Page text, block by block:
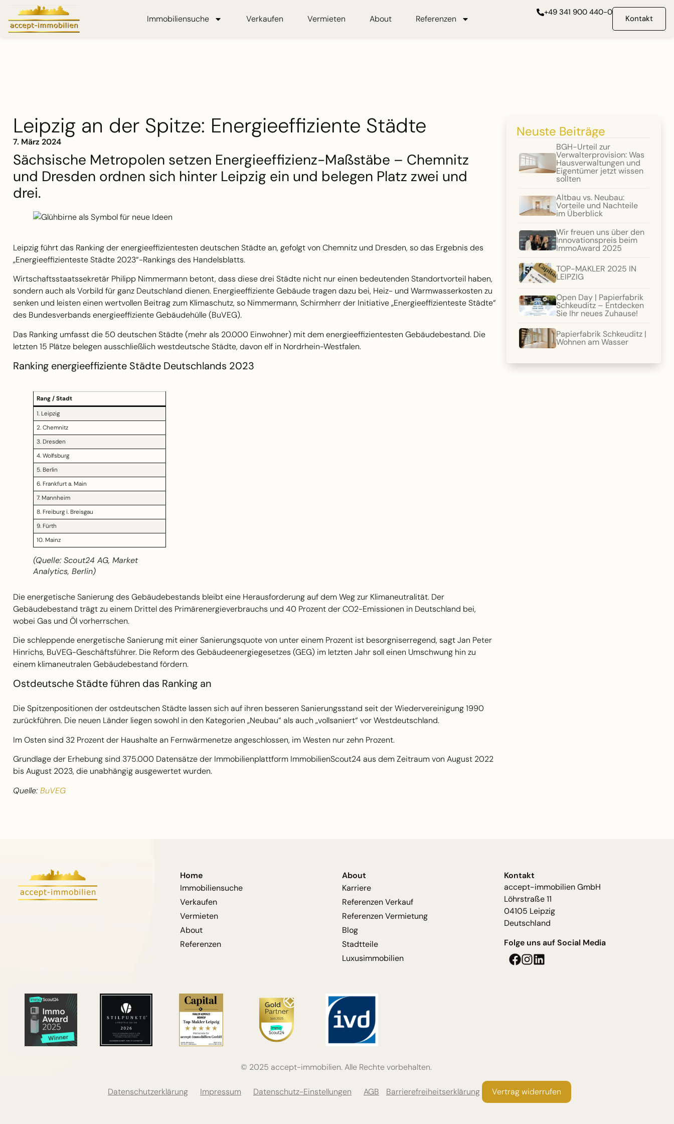
Immobiliensuche Verkaufen Vermieten About Referenzen
+49 341 900 440-0
Kontakt
Leipzig an der Spitze: Energieeffiziente Städte
7. März 2024
Sächsische Metropolen setzen Energieeffizienz-Maßstäbe – Chemnitz
und Dresden ordnen sich hinter Leipzig ein und belegen Platz zwei und
drei.
Leipzig führt das Ranking der energieeffizientesten deutschen Städte an, gefolgt von Chemnitz und Dresden, so das Ergebnis des
„Energieeffizienteste Städte 2023“-Rankings des Handelsblatts.
Wirtschaftsstaatssekretär Philipp Nimmermann betont, dass diese drei Städte nicht nur einen bedeutenden Standortvorteil haben,
sondern auch als Vorbild für ganz Deutschland dienen. Energieeffiziente Gebäude tragen dazu bei, Heiz- und Warmwasserkosten zu
senken und leisten einen wertvollen Beitrag zum Klimaschutz, so Nimmermann, Schirmherr der Initiative „Energieeffizienteste Städte“
des Bundesverbands energieeffiziente Gebäudehülle (BuVEG).
Das Ranking umfasst die 50 deutschen Städte (mehr als 20.000 Einwohner) mit dem energieeffizientesten Gebäudebestand. Die
letzten 15 Plätze belegen ausschließlich westdeutsche Städte, davon elf in Nordrhein-Westfalen.
Ranking energieeffiziente Städte Deutschlands 2023
Rang / Stadt
1. Leipzig
2. Chemnitz
3. Dresden
4. Wolfsburg
5. Berlin
6. Frankfurt a. Main
7. Mannheim
8. Freiburg i. Breisgau
9. Fürth
10. Mainz
(Quelle: Scout24 AG, Market
Analytics, Berlin)
Die energetische Sanierung des Gebäudebestands bleibt eine Herausforderung auf dem Weg zur Klimaneutralität. Der
Gebäudebestand trägt zu einem Drittel des Primärenergieverbrauchs und 40 Prozent der CO2-Emissionen in Deutschland bei,
wobei Gas und Öl vorherrschen.
Die schleppende energetische Sanierung mit einer Sanierungsquote von unter einem Prozent ist besorgniserregend, sagt Jan Peter
Hinrichs, BuVEG-Geschäftsführer. Die Reform des Gebäudeenergiegesetzes (GEG) im letzten Jahr soll einen Umschwung hin zu
einem klimaneutralen Gebäudebestand fördern.
Ostdeutsche Städte führen das Ranking an
Die Spitzenpositionen der ostdeutschen Städte lassen sich auf ihren besseren Sanierungsstand seit der Wiedervereinigung 1990
zurückführen. Die neuen Länder liegen sowohl in den Kategorien „Neubau“ als auch „vollsaniert“ vor Westdeutschland.
Im Osten sind 32 Prozent der Haushalte an Fernwärmenetze angeschlossen, im Westen nur zehn Prozent.
Grundlage der Erhebung sind 375.000 Datensätze der Immobilienplattform ImmobilienScout24 aus dem Zeitraum von August 2022
bis August 2023, die unabhängig ausgewertet wurden.
Quelle: BuVEG
Neuste Beiträge
BGH-Urteil zur
Verwalterprovision: Was
Hausverwaltungen und
Eigentümer jetzt wissen
sollten
Altbau vs. Neubau:
Vorteile und Nachteile
im Überblick
Wir freuen uns über den
Innovationspreis beim
ImmoAward 2025
TOP-MAKLER 2025 IN
LEIPZIG
Open Day | Papierfabrik
Schkeuditz – Entdecken
Sie Ihr neues Zuhause!
Papierfabrik Schkeuditz |
Wohnen am Wasser
Home
Immobiliensuche
Verkaufen
Vermieten
About
Referenzen
About
Karriere
Referenzen Verkauf
Referenzen Vermietung
Blog
Stadtteile
Luxusimmobilien
Kontakt
accept-immobilien GmbH
Löhrstraße 11
04105 Leipzig
Deutschland
Folge uns auf Social Media
© 2025 accept-immobilien. Alle Rechte vorbehalten.
Datenschutzerklärung Impressum Datenschutz-Einstellungen AGB Barrierefreiheitserklärung Vertrag widerrufen